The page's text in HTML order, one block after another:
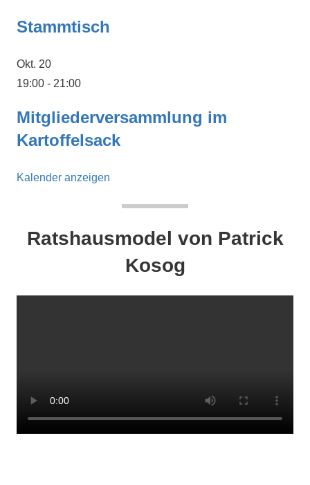
Stammtisch
Okt. 20
19:00 - 21:00
Mitgliederversammlung im
Kartoffelsack
Kalender anzeigen
Ratshausmodel von Patrick
Kosog